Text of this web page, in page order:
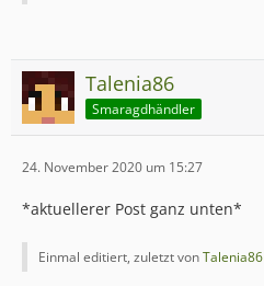
Talenia86
Smaragdhändler
24. November 2020 um 15:27
*aktuellerer Post ganz unten*
Einmal editiert, zuletzt vonTalenia86